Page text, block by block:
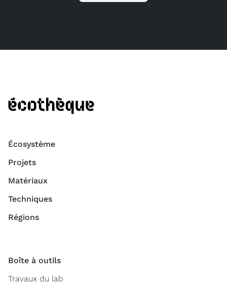
Écosystème
Projets
Matériaux
Techniques
Régions
Boîte à outils
Travaux du lab